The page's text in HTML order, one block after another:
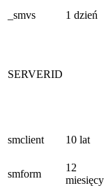
_smvs
1 dzień
SERVERID
smclient 10 lat
smform
12
miesięcy